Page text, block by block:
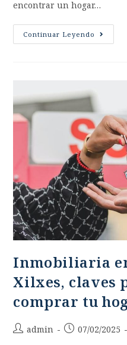
encontrar un hogar…
Continuar Leyendo
Inmobiliaria
Xilxes, claves
comprar tu
admin 07/02/2025